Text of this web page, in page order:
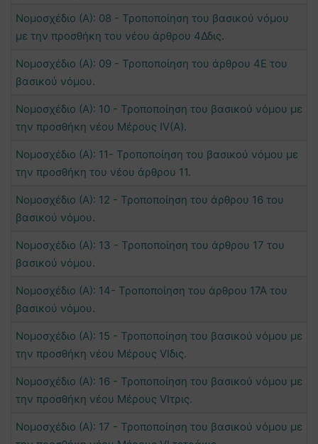
Νομοσχέδιο (Α): 08 - Τροποποίηση του βασικού νόμου
με την προσθήκη του νέου άρθρου 4Δδις.
Νομοσχέδιο (Α): 09 - Τροποποίηση του άρθρου 4Ε του
βασικού νόμου.
Νομοσχέδιο (Α): 10 - Τροποποίηση του βασικού νόμου με
την προσθήκη νέου Μέρους ΙV(Α).
Νομοσχέδιο (Α): 11- Τροποποίηση του βασικού νόμου με
την προσθήκη του νέου άρθρου 11.
Νομοσχέδιο (Α): 12 - Τροποποίηση του άρθρου 16 του
βασικού νόμου.
Νομοσχέδιο (Α): 13 - Τροποποίηση του άρθρου 17 του
βασικού νόμου.
Νομοσχέδιο (Α): 14- Τροποποίηση του άρθρου 17Α του
βασικού νόμου.
Νομοσχέδιο (Α): 15 - Τροποποίηση του βασικού νόμου με
την προσθήκη νέου Μέρους VIδις.
Νομοσχέδιο (Α): 16 - Τροποποίηση του βασικού νόμου με
την προσθήκη νέου Μέρους VIτρις.
Νομοσχέδιο (Α): 17 - Τροποποίηση του βασικού νόμου με